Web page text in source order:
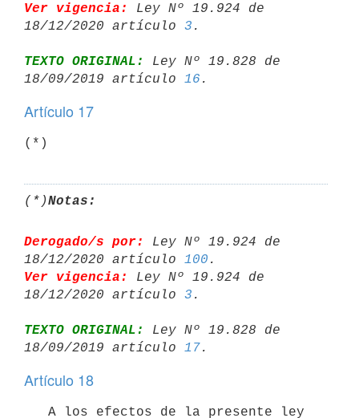
Ver vigencia:
Ley Nº 19.924 de
18/12/2020 artículo 3
TEXTO ORIGINAL:
Ley Nº 19.828 de
18/09/2019 artículo 16
Artículo 17
(*)
(*)Notas:
Derogado/s por:
Ley Nº 19.924 de
18/12/2020 artículo 100
Ver vigencia:
Ley Nº 19.924 de
18/12/2020 artículo 3
TEXTO ORIGINAL:
Ley Nº 19.828 de
18/09/2019 artículo 17
Artículo 18